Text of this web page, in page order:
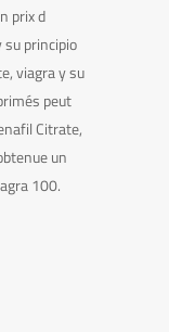
prix d
principio
viagra y su
peut
Citrate,
un
100.